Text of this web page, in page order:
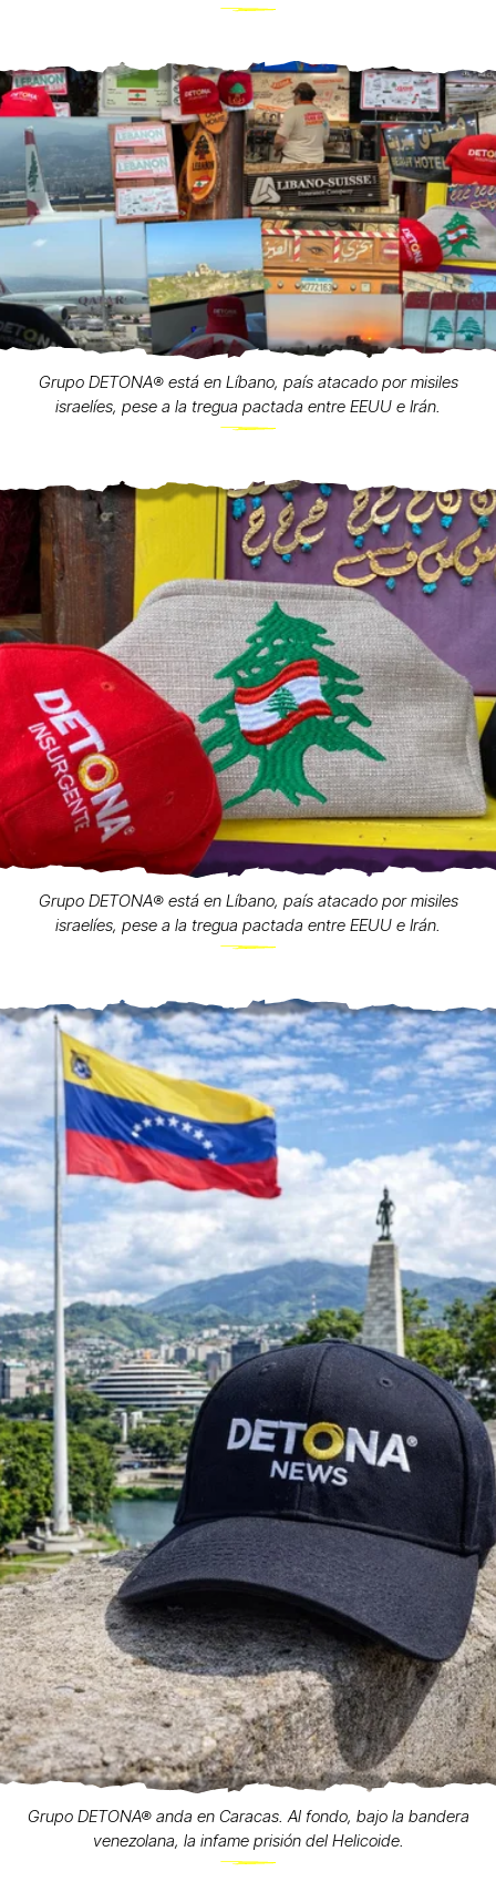
Grupo DETONA®️ está en Líbano, país atacado por misiles
israelíes, pese a la tregua pactada entre EEUU e Irán.
Grupo DETONA®️ está en Líbano, país atacado por misiles
israelíes, pese a la tregua pactada entre EEUU e Irán.
Grupo DETONA® anda en Caracas. Al fondo, bajo la bandera
venezolana, la infame prisión del Helicoide.